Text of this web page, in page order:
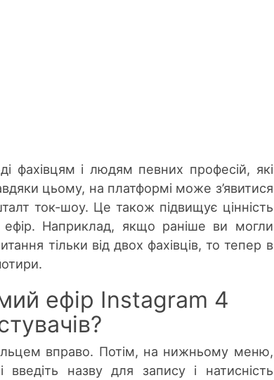
фахівцям і людям певних професій, які
цьому, на платформі може з’явитися
ток-шоу. Це також підвищує цінність
ефір. Наприклад, якщо раніше ви могли
тільки від двох фахівців, то тепер в
ефір Instagram 4
вправо. Потім, на нижньому меню,
назву для запису і натисність